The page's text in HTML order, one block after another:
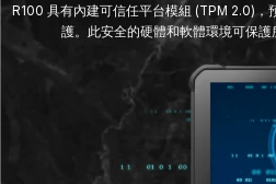
R100 具有內建可信任平台模組 (TPM 2.0)，
護。此安全的硬體和軟體環境可保護